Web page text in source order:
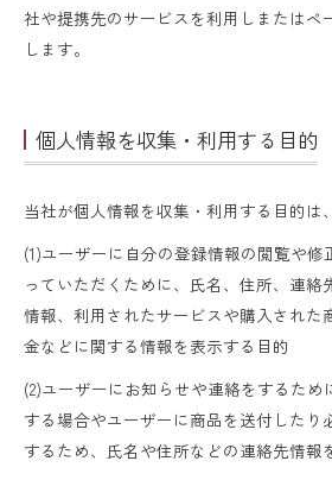
社や提携先のサービスを利用しまたはペ
します。
個人情報を収集・利用する目的
当社が個人情報を収集・利用する目的は
(1)ユーザーに自分の登録情報の閲覧や
っていただくために、氏名、住所、連絡
情報、利用されたサービスや購入された
金などに関する情報を表示する目的
(2)ユーザーにお知らせや連絡をするため
する場合やユーザーに商品を送付したり
するため、氏名や住所などの連絡先情報